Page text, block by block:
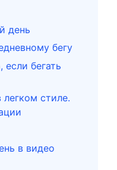
день
бегу
бегать
стиле.
в видео